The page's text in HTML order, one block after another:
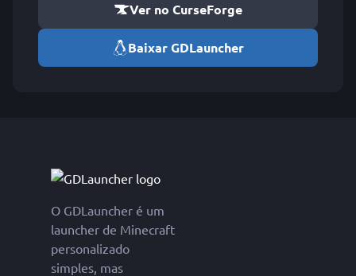
Ver no CurseForge
Baixar GDLauncher
O GDLauncher é um
launcher de Minecraft
personalizado
simples, mas